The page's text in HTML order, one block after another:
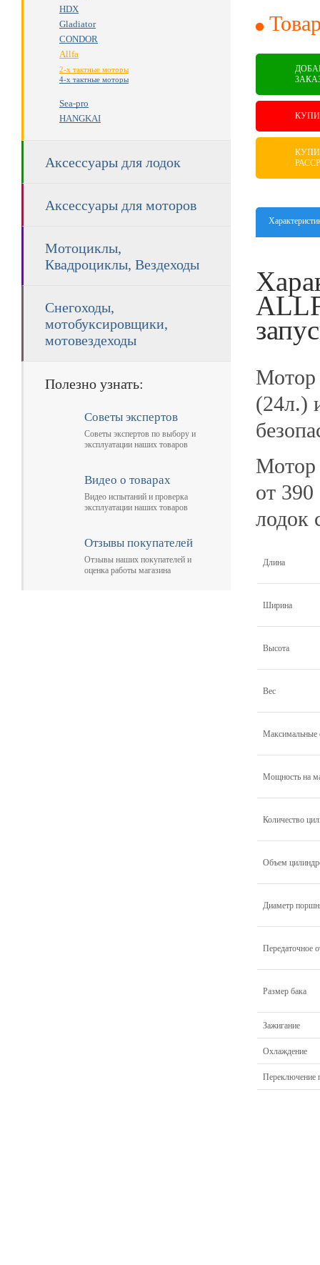
HDX
Gladiator
CONDOR
Allfa
2-х тактные моторы
4-х тактные моторы
Sea-pro
HANGKAI
Аксессуары для лодок
Аксессуары для моторов
Мотоциклы,
Квадроциклы, Вездеходы
Снегоходы,
мотобуксировщики,
мотовездеходы
Полезно узнать:
Советы экспертов
Советы экспертов по выбору и
эксплуатации наших товаров
Видео о товарах
Видео испытаний и проверка
эксплуатации наших товаров
Отзывы покупателей
Отзывы наших покупателей и
оценка работы магазина
Мотор
(24л.)
Мотор
от
лодок
Длина
Ширина
Высота
Вес
Максимальные
Мощность на
Количество
Объем
Диаметр
Передаточное
Размер бака
Зажигание
Охлаждение
Переключение